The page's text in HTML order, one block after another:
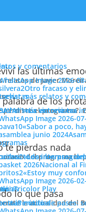
y comentarios
las últimas
relatos de Javier
Otro fracaso y
más relatos y
palabra de los
perdiste el programa?.
más entrevistas
«La victoria era
«Sabor a poco,
te pierdas nada
del programa lo
todos los
«Los intereses
Nacional al
«Estoy muy
Play
lo que pasa
la actualidad del
más noticias
Período de pases:
ganar
DE LOS
#LaRadioDelHincha